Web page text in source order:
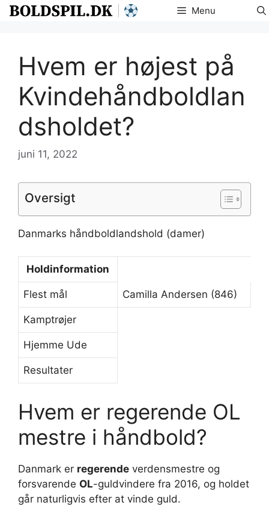
Hop
Menu
Hvem er højest på
Kvindehåndboldlan
dsholdet?
juni 11, 2022
Oversigt
Danmarks håndboldlandshold (damer)
Holdinformation
Flest mål Camilla Andersen (846)
Kamptrøjer
Hjemme Ude
Resultater
Hvem er regerende OL
mestre i håndbold?
Danmark er regerende verdensmestre og
forsvarende OL-guldvindere fra 2016, og holdet
går naturligvis efter at vinde guld.